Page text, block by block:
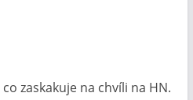
zaskakuje na chvíli na HN.